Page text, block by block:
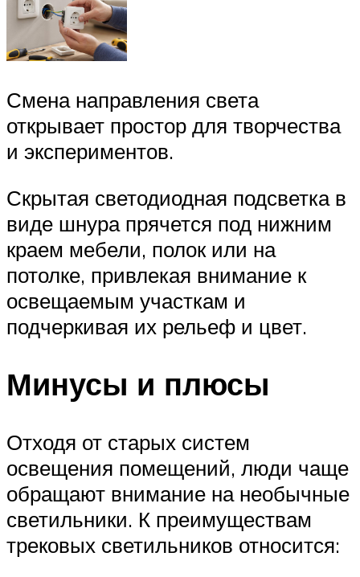
Смена направления света
открывает простор для творчества
и экспериментов.
Скрытая светодиодная подсветка в
виде шнура прячется под нижним
краем мебели, полок или на
потолке, привлекая внимание к
освещаемым участкам и
подчеркивая их рельеф и цвет.
Минусы и плюсы
Отходя от старых систем
освещения помещений, люди чаще
обращают внимание на необычные
светильники. К преимуществам
трековых светильников относится: